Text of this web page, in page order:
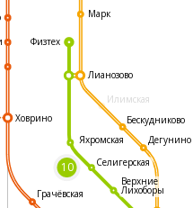
Илимская
10
Ховрино
Грачёвская
Дегунино
Бескудниково
Верхние
Лихоборы
Селигерская
Физтех
Яхромская
Марк
Лианозово